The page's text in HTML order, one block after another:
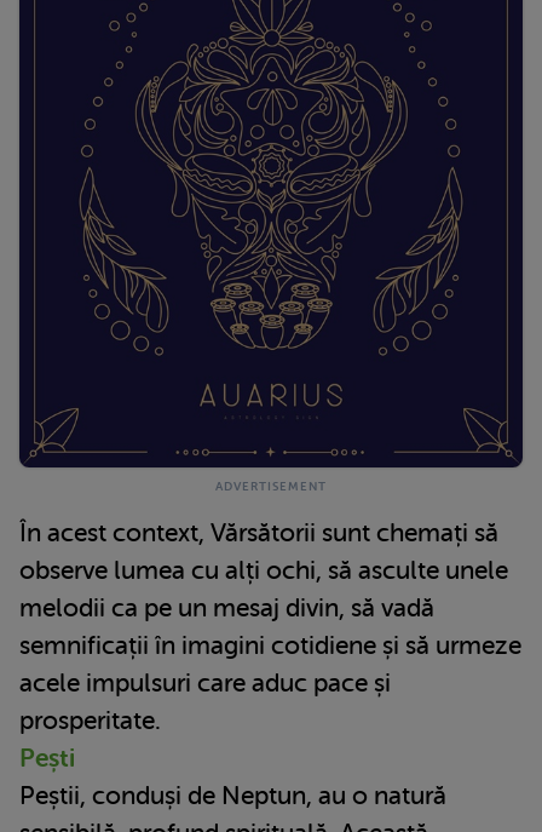
În acest context, Vărsătorii sunt chemați să
observe lumea cu alți ochi, să asculte unele
melodii ca pe un mesaj divin, să vadă
semnificații în imagini cotidiene și să urmeze
acele impulsuri care aduc pace și
prosperitate.
Pești
Peștii, conduși de Neptun, au o natură